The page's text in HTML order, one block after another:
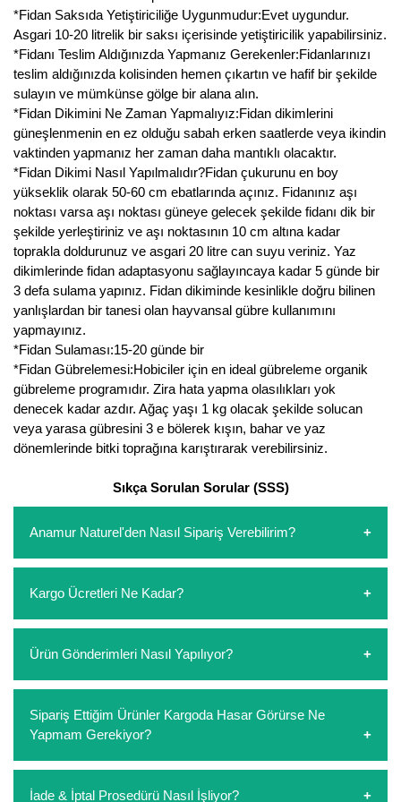
*Fidan Saksıda Yetiştiriciliğe Uygunmudur:Evet uygundur.
Asgari 10-20 litrelik bir saksı içerisinde yetiştiricilik yapabilirsiniz.
*Fidanı Teslim Aldığınızda Yapmanız Gerekenler:Fidanlarınızı
teslim aldığınızda kolisinden hemen çıkartın ve hafif bir şekilde
sulayın ve mümkünse gölge bir alana alın.
*Fidan Dikimini Ne Zaman Yapmalıyız:Fidan dikimlerini
güneşlenmenin en ez olduğu sabah erken saatlerde veya ikindin
vaktinden yapmanız her zaman daha mantıklı olacaktır.
*Fidan Dikimi Nasıl Yapılmalıdır?Fidan çukurunu en boy
yükseklik olarak 50-60 cm ebatlarında açınız. Fidanınız aşı
noktası varsa aşı noktası güneye gelecek şekilde fidanı dik bir
şekilde yerleştiriniz ve aşı noktasının 10 cm altına kadar
toprakla doldurunuz ve asgari 20 litre can suyu veriniz. Yaz
dikimlerinde fidan adaptasyonu sağlayıncaya kadar 5 günde bir
3 defa sulama yapınız. Fidan dikiminde kesinlikle doğru bilinen
yanlışlardan bir tanesi olan hayvansal gübre kullanımını
yapmayınız.
*Fidan Sulaması:15-20 günde bir
*Fidan Gübrelemesi:Hobiciler için en ideal gübreleme organik
gübreleme programıdır. Zira hata yapma olasılıkları yok
denecek kadar azdır. Ağaç yaşı 1 kg olacak şekilde solucan
veya yarasa gübresini 3 e bölerek kışın, bahar ve yaz
dönemlerinde bitki toprağına karıştırarak verebilirsiniz.
Sıkça Sorulan Sorular (SSS)
Anamur Naturel'den Nasıl Sipariş Verebilirim?
oluşturarak,iletişim numaralarımızdan bizi arayarak veya
whatsapp hattımızdan bizlere isteklerinizi yazarak sipariş
ödemelerini sipariş verdikten sonra havale/eft veya sipariş
Kargo Ücretleri Ne Kadar?
etmeyin diye 1500 lira ve üzerindeki siparişlerinizde
kargoyu biz karşılıyoruz. 1500 Lira altında kalan
kargo ücreti ödeme aşamasında sepetinize eklenecektir.
Ürün Gönderimleri Nasıl Yapılıyor?
paketlenip gönderim yapılmaktadır.
Sipariş Ettiğim Ürünler Kargoda Hasar Görürse Ne
Yapmam Gerekiyor?
çerçevesinde müşterilerimizi hiçbir zaman mağdur
İade & İptal Prosedürü Nasıl İşliyor?